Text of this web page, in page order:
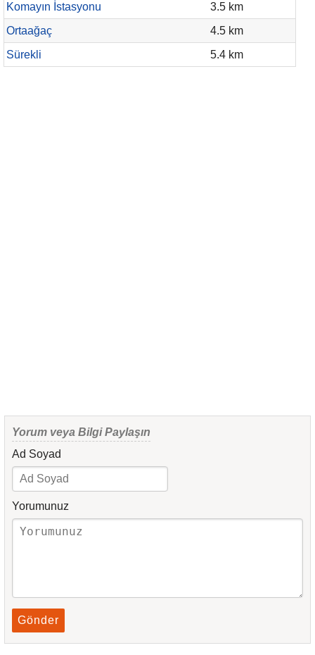
Komayın İstasyonu
3.5 km
Ortaağaç
4.5 km
Sürekli
5.4 km
Yorum veya Bilgi Paylaşın
Ad Soyad
Yorumunuz
Gönder